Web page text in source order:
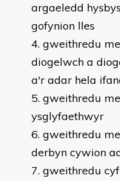
argaeledd
gofynion lles
gweithredu
diogelwch a
a'r adar hela
gweithredu
ysglyfaethwyr
gweithredu
derbyn cywion
gweithredu